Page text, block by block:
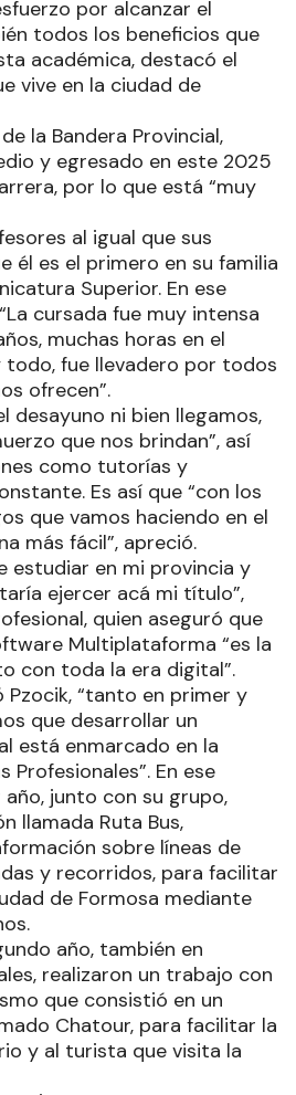
por alcanzar el
todos los beneficios que
académica, destacó el
vive en la ciudad de
la Bandera Provincial,
y egresado en este 2025
por lo que está “muy
al igual que sus
él es el primero en su familia
Superior. En ese
cursada fue muy intensa
muchas horas en el
fue llevadero por todos
ofrecen”.
desayuno ni bien llegamos,
que nos brindan”, así
como tutorías y
Es así que “con los
que vamos haciendo en el
más fácil”, apreció.
estudiar en mi provincia y
ejercer acá mi título”,
quien aseguró que
Multiplataforma “es la
con toda la era digital”.
Pzocik, “tanto en primer y
que desarrollar un
está enmarcado en la
En ese
junto con su grupo,
llamada Ruta Bus,
sobre líneas de
y recorridos, para facilitar
de Formosa mediante
año, también en
realizaron un trabajo con
que consistió en un
Chatour, para facilitar la
y al turista que visita la